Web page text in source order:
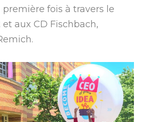
première fois à travers le
et aux CD Fischbach,